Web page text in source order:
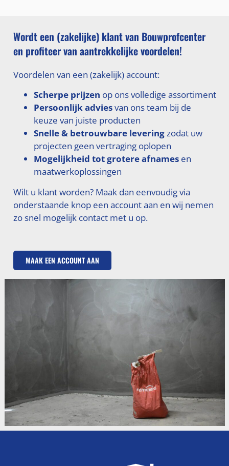
Wordt een (zakelijke) klant van Bouwprofcenter
en profiteer van aantrekkelijke voordelen!
Voordelen van een (zakelijk) account:
Scherpe prijzen op ons volledige assortiment
Persoonlijk adviesvan ons team bij de
keuze van juiste producten
Snelle & betrouwbare leveringzodat uw
projecten geen vertraging oplopen
Mogelijkheid tot grotere afnamesen
maatwerkoplossingen
Wilt u klant worden? Maak dan eenvoudig via
onderstaande knop een account aan en wij nemen
zo snel mogelijk contact met u op.
MAAK EEN ACCOUNT AAN